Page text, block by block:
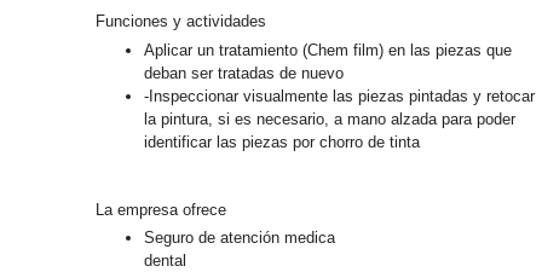
Funciones y actividades
Aplicar un tratamiento (Chem film) en las piezas que
deban ser tratadas de nuevo
-Inspeccionar visualmente las piezas pintadas y retocar
la pintura, si es necesario, a mano alzada para poder
identificar las piezas por chorro de tinta
La empresa ofrece
Seguro de atención medica
dental